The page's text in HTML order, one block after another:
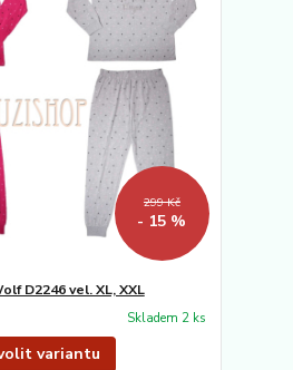
299 Kč
- 15 %
D2246 vel. XL, XXL
Skladem 2 ks
variantu